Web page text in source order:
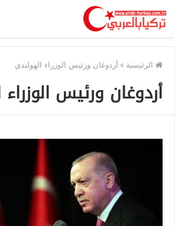
الرئيسية » أردوغان ورئيس الوزراء الهولندي
أردوغان ورئيس